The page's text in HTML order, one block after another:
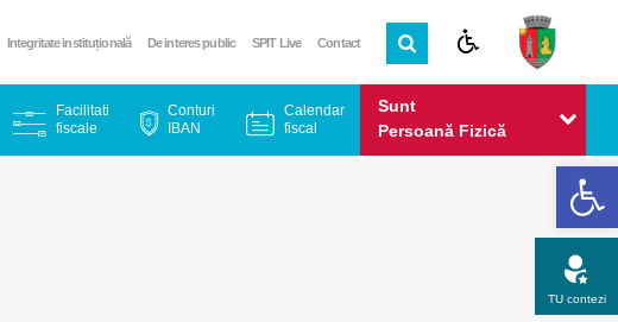
Integritate instituțională De interes public SPIT Live Contact
Sunt
Persoană Fizică
Facilitati
fiscale
Conturi
IBAN
Calendar
fiscal
TU contezi